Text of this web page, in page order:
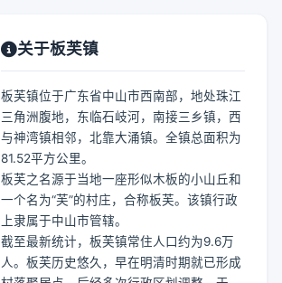
关于板芙镇
板芙镇位于广东省中山市西南部，地处珠江
三角洲腹地，东临石岐河，南接三乡镇，西
与神湾镇相邻，北靠大涌镇。全镇总面积为
81.52平方公里。
板芙之名源于当地一座形似木板的小山丘和
一个名为“芙”的村庄，合称板芙。该镇行政
上隶属于中山市管辖。
截至最新统计，板芙镇常住人口约为9.6万
人。板芙历史悠久，早在明清时期就已形成